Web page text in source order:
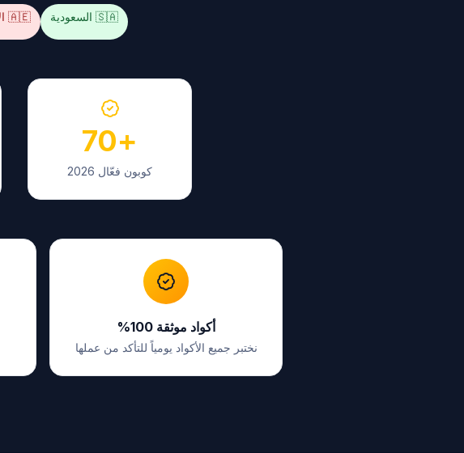
🇸🇦 السعودية
🇦🇪 الإمارات
+70
كوبون فعّال 2026
أكواد موثقة 100%
نختبر جميع الأكواد يومياً للتأكد من عملها